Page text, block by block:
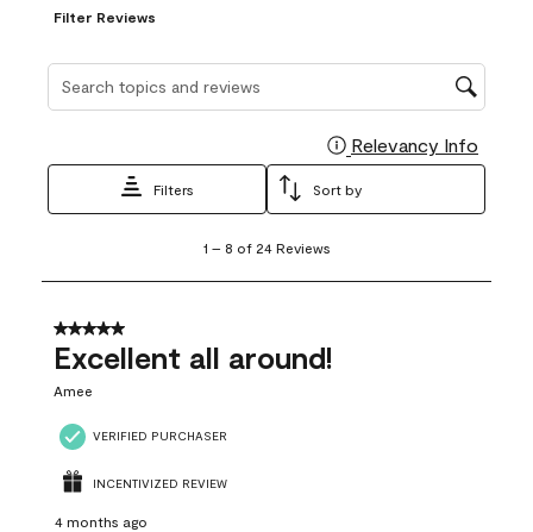
Filter Reviews
Relevancy Info
Filters Sort by
8
24
Reviews
1 – 8 of 24 Reviews
5 out of 5 stars.
Excellent all around!
Amee
VERIFIED PURCHASER
INCENTIVIZED REVIEW
4 months ago